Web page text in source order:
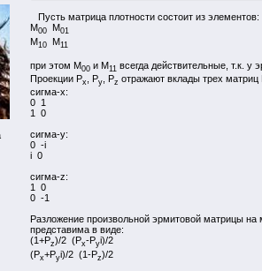
Пусть матрица плотности состоит из элементов:
M00M01
M10M11
при этом M00и M11 всегда действительные, т.к.
Проекции Px , Py, Pz отражают вклады трех матриц
сигма-x:
0 1
1 0
сигма-y:
0 -i
i 0
сигма-z:
1 0
0 -1
Разложение произвольной эрмитовой матрицы
представима в виде:
(1+Pz)/2 (Px-Pyi)/2
(Px+Pyi)/2 (1-Pz)/2